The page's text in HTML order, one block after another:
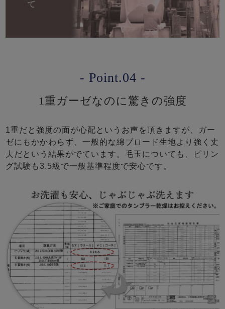
- Point.04 -
1重ガーゼなのに驚きの強度
1重だと強度の面が心配というお声を頂きますが、ガー
ゼにもかかわらず、一般的な綿ブロード生地より強く丈
夫だという結果がでています。毛玉についても、ピリン
グ試験も3.5級で一般基準程度で安心です。